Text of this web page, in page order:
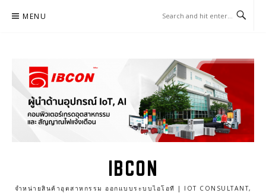
MENU
IBCON
จำหน่ายสินค้าอุตสาหกรรม ออกแบบระบบไอโอที | IOT CONSULTANT,